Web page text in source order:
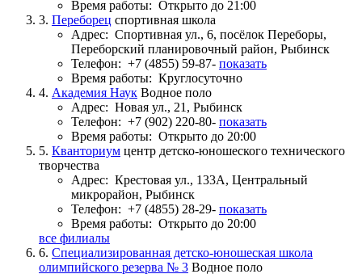
Время работы: Открыто до 21:00
3. Переборец спортивная школа
Адрес: Спортивная ул., 6, посёлок Переборы,
Переборский планировочный район, Рыбинск
Телефон: +7 (4855) 59-87- показать
Время работы: Круглосуточно
4. Академия Наук Водное поло
Адрес: Новая ул., 21, Рыбинск
Телефон: +7 (902) 220-80- показать
Время работы: Открыто до 20:00
5. Кванториум центр детско-юношеского технического
творчества
Адрес: Крестовая ул., 133А, Центральный
микрорайон, Рыбинск
Телефон: +7 (4855) 28-29- показать
Время работы: Открыто до 20:00
все филиалы
6. Специализированная детско-юношеская школа
олимпийского резерва № 3 Водное поло